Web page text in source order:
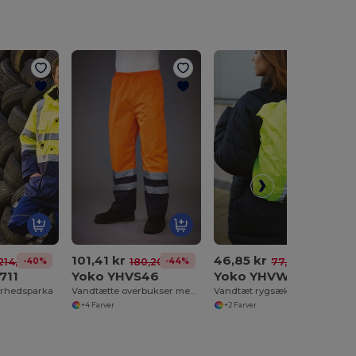
kr
-40% 101,41 kr 180,20 kr-44%
Yoko YHVS46
Vandtætte overbukser med høj synlighed
+4 Farver
46,85 kr 77,04 kr
Yoko YHVW068
Vandtæt rygsækbetræk
+2 Farver